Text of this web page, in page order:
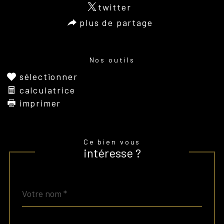
twitter
plus de partage
Nos outils
sélectionner
calculatrice
imprimer
Ce bien vous
intéresse ?
*